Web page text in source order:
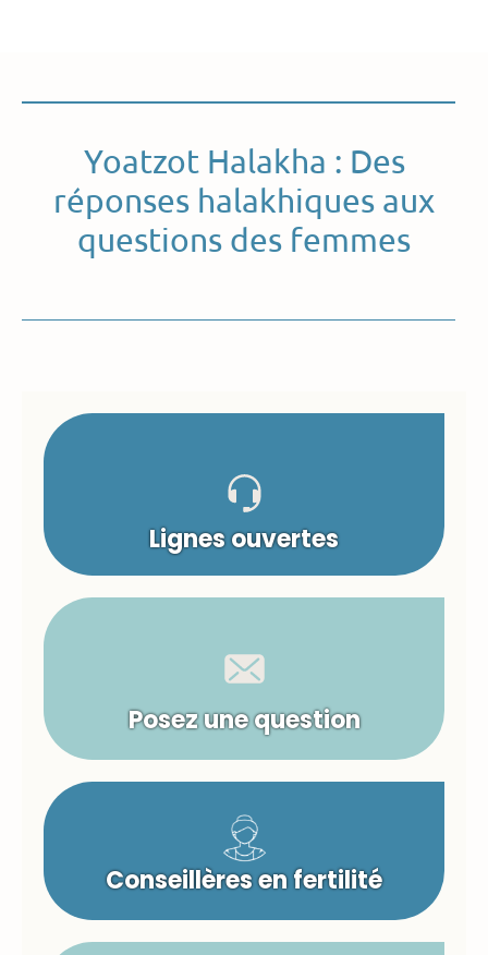
Yoatzot Halakha : Des
réponses halakhiques aux
questions des femmes
Lignes ouvertes
Posez une question
Conseillères en fertilité